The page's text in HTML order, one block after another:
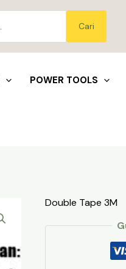
Cari
POWER TOOLS
Double Tape 3M